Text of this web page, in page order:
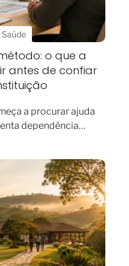
Saúde
o que a
antes de confiar
a procurar ajuda
dependência…